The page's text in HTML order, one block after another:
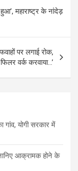
महाराष्ट्र के नांदेड़
पर लगाई रोक,
वर्क करवाया…’
गांव, योगी सरकार में
आक्रामक होने के